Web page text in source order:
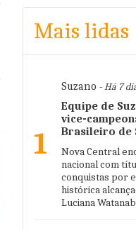
Mais lidas
1
Suzano - Há 7
Equipe de
vice-
Brasileiro de
Nova Central
nacional com
conquistas por
histórica
Luciana